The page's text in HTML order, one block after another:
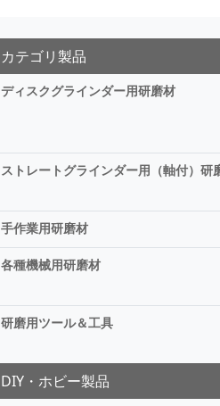
カテゴリ製品
ディスクグラインダー用研磨材
ストレートグラインダー用（軸付）研
手作業用研磨材
各種機械用研磨材
研磨用ツール＆工具
DIY・ホビー製品